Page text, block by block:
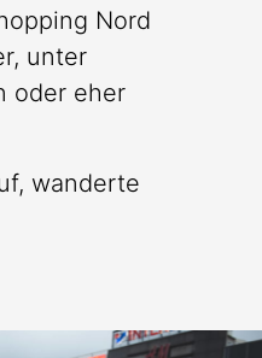
Nord
unter
oder eher
wanderte